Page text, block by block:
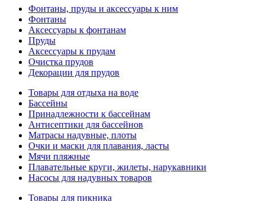
Фонтаны, пруды и аксессуары к ним
Фонтаны
Аксессуары к фонтанам
Пруды
Аксессуары к прудам
Очистка прудов
Декорации для прудов
Товары для отдыха на воде
Бассейны
Принадлежности к бассейнам
Антисептики для бассейнов
Матраcы надувные, плоты
Очки и маски для плавания, ласты
Мячи пляжные
Плавательные круги, жилеты, нарукавники
Насосы для надувных товаров
Товары для пикника